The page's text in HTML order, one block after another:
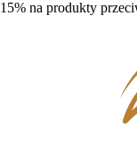
15% na produkty